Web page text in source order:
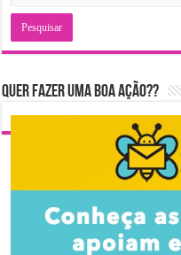
Quer fazer uma boa ação??